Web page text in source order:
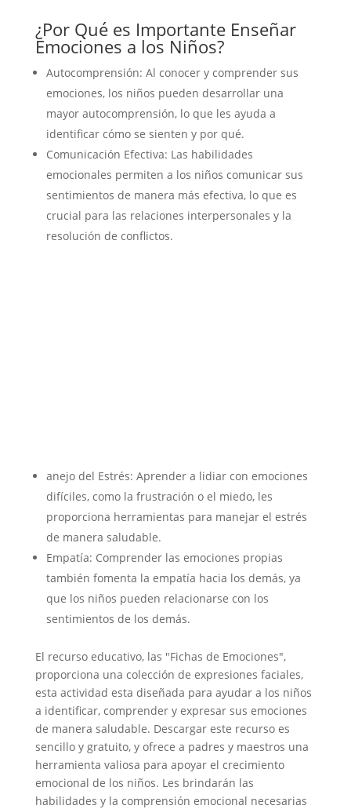
V
i
d
e
o
¿Por Qué es Importante Enseñar
Emociones a los Niños?
Autocomprensión: Al conocer y comprender sus
emociones, los niños pueden desarrollar una
mayor autocomprensión, lo que les ayuda a
identificar cómo se sienten y por qué.
Comunicación Efectiva: Las habilidades
emocionales permiten a los niños comunicar sus
sentimientos de manera más efectiva, lo que es
crucial para las relaciones interpersonales y la
resolución de conflictos.
anejo del Estrés: Aprender a lidiar con emociones
difíciles, como la frustración o el miedo, les
proporciona herramientas para manejar el estrés
de manera saludable.
Empatía: Comprender las emociones propias
también fomenta la empatía hacia los demás, ya
que los niños pueden relacionarse con los
sentimientos de los demás.
El recurso educativo, las "Fichas de Emociones",
proporciona una colección de expresiones faciales,
esta actividad esta diseñada para ayudar a los niños
a identificar, comprender y expresar sus emociones
de manera saludable. Descargar este recurso es
sencillo y gratuito, y ofrece a padres y maestros una
herramienta valiosa para apoyar el crecimiento
emocional de los niños. Les brindarán las
habilidades y la comprensión emocional necesarias